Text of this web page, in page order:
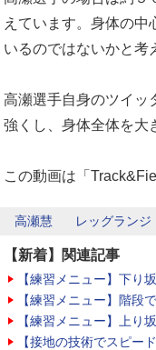
えています。身体の
いるのではないかと考
高瀬選手自身のツイッ
強くし、身体全体を大
この動画は「
高瀬慧 レッグランジ
【新着】関連記事
【練習メニュー】下り
【練習メニュー】階段
【練習メニュー】上り
【接地の技術でスピー